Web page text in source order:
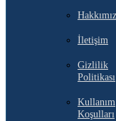
İletişim
Gizlilik
Politikası
Kullanım
Koşulları